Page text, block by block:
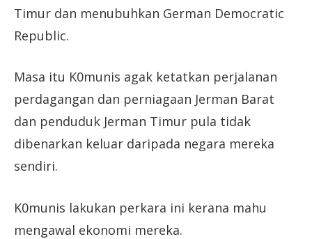
Timur dan menubuhkan German Democratic
Republic.
Masa itu K0munis agak ketatkan perjalanan
perdagangan dan perniagaan Jerman Barat
dan penduduk Jerman Timur pula tidak
dibenarkan keluar daripada negara mereka
sendiri.
K0munis lakukan perkara ini kerana mahu
mengawal ekonomi mereka.